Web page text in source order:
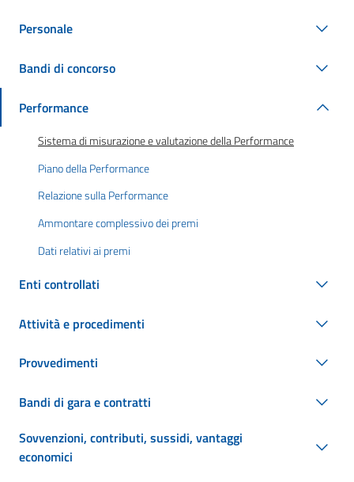
Personale
Bandi di concorso
Performance
Sistema di misurazione e valutazione della Performance
Piano della Performance
Relazione sulla Performance
Ammontare complessivo dei premi
Dati relativi ai premi
Enti controllati
Attività e procedimenti
Provvedimenti
Bandi di gara e contratti
Sovvenzioni, contributi, sussidi, vantaggi
economici